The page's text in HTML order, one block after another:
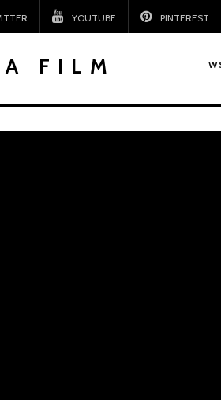
YOUTUBE PINTEREST
FILM